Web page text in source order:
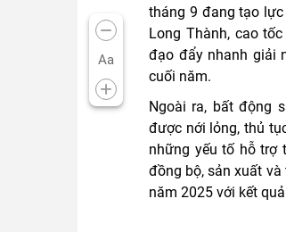
Aa
tháng 9 đang tạo
Long Thành, cao
đạo đẩy nhanh giải
cuối năm.
Ngoài ra, bất động
được nới lỏng, thủ
những yếu tố hỗ trợ
đồng bộ, sản xuất
năm 2025 với kết